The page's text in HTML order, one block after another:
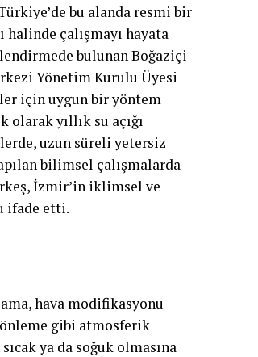
bu alanda resmi bir
halinde çalışmayı hayata
bulunan Boğaziçi
Yönetim Kurulu Üyesi
için uygun bir yöntem
yıllık su açığı
uzun süreli yetersiz
bilimsel çalışmalarda
İzmir’in iklimsel ve
ifade etti.
hava modifikasyonu
gibi atmosferik
ya da soğuk olmasına